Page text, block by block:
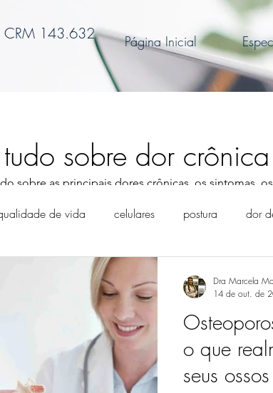
CRM 143.632 Página Inicial
sobre dor
sobre as principais dores crônicas, os sintomas,
de vida celulares postura dor
dores nas costas
fibromialgia Terapia por ondas de
doença autoimune doenças reumáticas
o que
seus ossos
Dra Marcela
14 de out. de